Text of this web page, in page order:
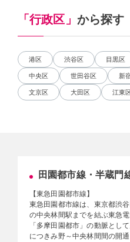
「行政区」 から探す
港区 渋谷区 目黒区
中央区 世田谷区 新
文京区 大田区 江東
田園都市線・半蔵門
【東急田園都市線】
東急田園都市線は、東京都渋
の中央林間駅までを結ぶ東急
「多摩田園都市」の動脈とし
につきみ野～中央林間間の開